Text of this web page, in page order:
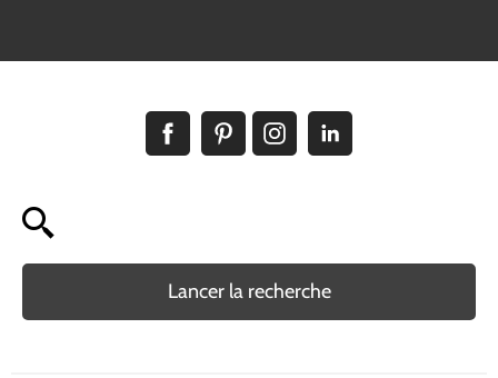
Lancer la recherche